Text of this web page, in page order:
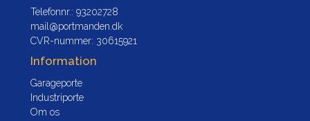
Telefonnr.: 93202728
mail@portmanden.dk
CVR-nummer: 30615921
Information
Garageporte
Industriporte
Om os